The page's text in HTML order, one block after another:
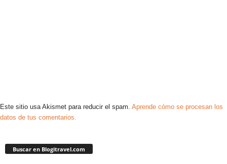
Este sitio usa Akismet para reducir el spam. Aprende cómo se procesan los
datos de tus comentarios.
Buscar en Blogitravel.com